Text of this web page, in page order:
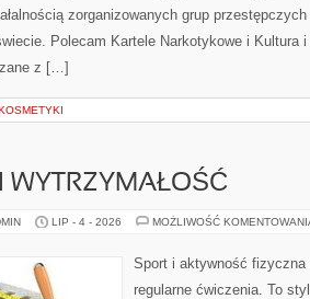
zorganizowanych grup
Polecam Kartele Narkotykowe i Kultura
z […]
WYTRZYMAŁOŚĆ
LIP - 4 - 2026 MOŻLIWOŚĆ
Sport i aktywność
regularne ćwiczenia. To